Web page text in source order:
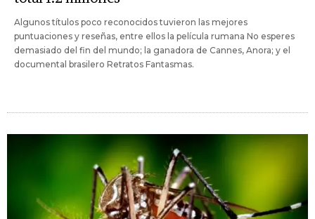
Algunos títulos poco reconocidos tuvieron las mejores
puntuaciones y reseñas, entre ellos la película rumana No esperes
demasiado del fin del mundo; la ganadora de Cannes, Anora; y el
documental brasilero Retratos Fantasmas.